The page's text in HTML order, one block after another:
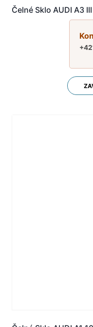
Čelné Sklo AUDI A3